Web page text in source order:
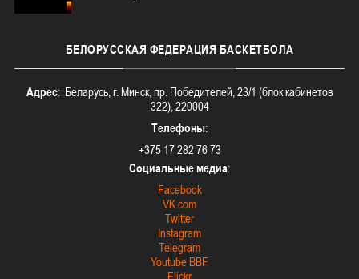
БЕЛОРУССКАЯ ФЕДЕРАЦИЯ БАСКЕТБОЛА
Адрес: Беларусь, г. Минск, пр. Победителей, 23/1 (блок кабинетов
322), 220004
Телефоны:
+375 17 282 76 73
Социальные медиа:
Facebook
VK.com
Twitter
Instagram
Telegram
Youtube BBF
Flickr